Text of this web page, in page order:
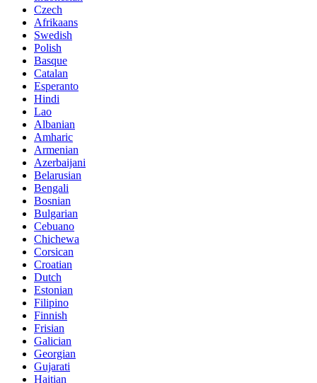
Czech
Afrikaans
Swedish
Polish
Basque
Catalan
Esperanto
Hindi
Lao
Albanian
Amharic
Armenian
Azerbaijani
Belarusian
Bengali
Bosnian
Bulgarian
Cebuano
Chichewa
Corsican
Croatian
Dutch
Estonian
Filipino
Finnish
Frisian
Galician
Georgian
Gujarati
Haitian